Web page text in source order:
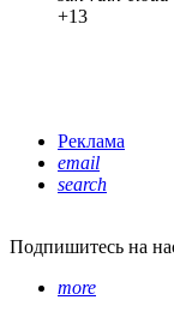
+13
Реклама
email
search
Подпишитесь на
more